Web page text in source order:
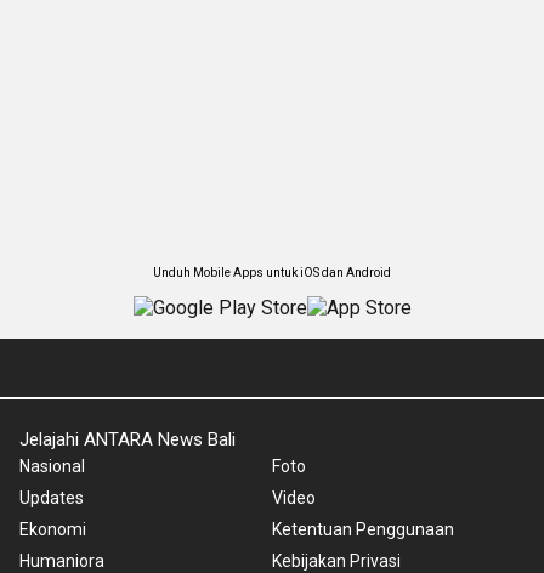
Unduh Mobile Apps untuk iOS dan Android
Jelajahi ANTARA News Bali
Nasional
Updates
Ekonomi
Humaniora
Foto
Video
Ketentuan Penggunaan
Kebijakan Privasi